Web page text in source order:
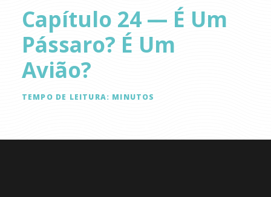
Capítulo 24 — É Um
Pássaro? É Um
Avião?
TEMPO DE LEITURA: MINUTOS